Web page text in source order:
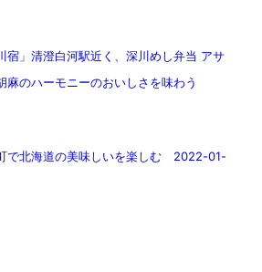
宿」清澄白河駅近く、深川めし弁当 アサ
麻のハーモニーのおいしさを味わう
で北海道の美味しいを楽しむ 2022-01-